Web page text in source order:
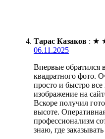
Тарас Казаков : ★
06.11.2025
Впервые обратился
квадратного фото.
просто и быстро
изображение на
Вскоре получил
высоте.
профессионализм
знаю, где